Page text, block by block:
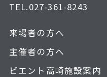
TEL.027-361-8243
来場者の方へ
主催者の方へ
ビエント高崎施設案内